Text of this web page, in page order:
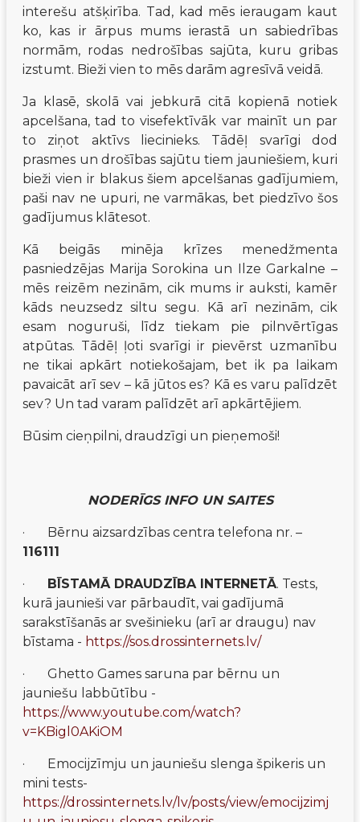
interešu atšķirība. Tad, kad mēs ieraugam kaut
ko, kas ir ārpus mums ierastā un sabiedrības
normām, rodas nedrošības sajūta, kuru gribas
izstumt. Bieži vien to mēs darām agresīvā veidā.
Ja klasē, skolā vai jebkurā citā kopienā notiek
apcelšana, tad to visefektīvāk var mainīt un par
to ziņot aktīvs liecinieks. Tādēļ svarīgi dod
prasmes un drošības sajūtu tiem jauniešiem, kuri
bieži vien ir blakus šiem apcelšanas gadījumiem,
paši nav ne upuri, ne varmākas, bet piedzīvo šos
gadījumus klātesot.
Kā beigās minēja krīzes menedžmenta
pasniedzējas Marija Sorokina un Ilze Garkalne –
mēs reizēm nezinām, cik mums ir auksti, kamēr
kāds neuzsedz siltu segu. Kā arī nezinām, cik
esam noguruši, līdz tiekam pie pilnvērtīgas
atpūtas. Tādēļ ļoti svarīgi ir pievērst uzmanību
ne tikai apkārt notiekošajam, bet ik pa laikam
pavaicāt arī sev – kā jūtos es? Kā es varu palīdzēt
sev? Un tad varam palīdzēt arī apkārtējiem.
Būsim cieņpilni, draudzīgi un pieņemoši!
NODERĪGS INFO UN SAITES
116111
· BĪSTAMĀ DRAUDZĪBA INTERNETĀ. Tests,
kurā jaunieši var pārbaudīt, vai gadījumā
sarakstīšanās ar svešinieku (arī ar draugu) nav
bīstama - https://sos.drossinternets.lv/
·       Ghetto Games saruna par bērnu un
https://www.youtube.com/watch?
v=KBigl0AKiOM
·       Emocijzīmju un jauniešu slenga špikeris un
https://drossinternets.lv/lv/posts/view/emocijzimj